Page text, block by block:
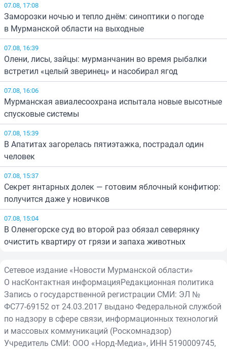
07.08, 17:08
Заморозки ночью и тепло днём: синоптики о погоде
в Мурманской области на выходные
07.08, 16:39
Олени, лисы, зайцы: мурманчанин во время рыбалки
встретил «целый зверинец» и насобирал ягод
07.08, 16:06
Мурманская авиалесоохрана испытала новые высотные
спусковые системы
07.08, 15:39
В Апатитах загорелась пятиэтажка, пострадал один
человек
07.08, 15:37
Секрет янтарных долек — готовим яблочный конфитюр:
получится даже у новичков
07.08, 15:04
В Оленегорске суд во второй раз обязал северянку
очистить квартиру от грязи и запаха животных
Сетевое издание «Новости Мурманской области»
О насКонтактная информацияРедакционная политика
Запись о государственной регистрации СМИ: ЭЛ №
ФС77-69152 от 24.03.2017 выдано Федеральной службой
по надзору в сфере связи, информационных технологий
и массовых коммуникаций (Роскомнадзор)
Учредитель СМИ: ООО «Норд-Медиа», ИНН 5190009745,